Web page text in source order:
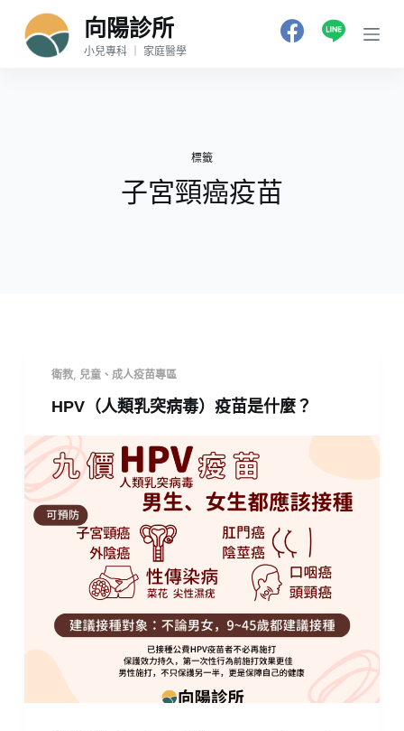
跳
至
向陽診所
小兒專科 ｜ 家庭醫學
標籤
子宮頸癌疫苗
衛教, 兒童、成人疫苗專區
HPV（人類乳突病毒）疫苗是什麼？